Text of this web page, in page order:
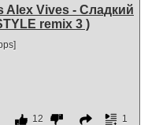
Alex Vives - Сладкий
remix 3 )
12 1